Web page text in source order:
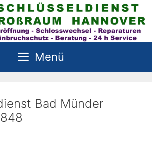
Menü
Bad Münder